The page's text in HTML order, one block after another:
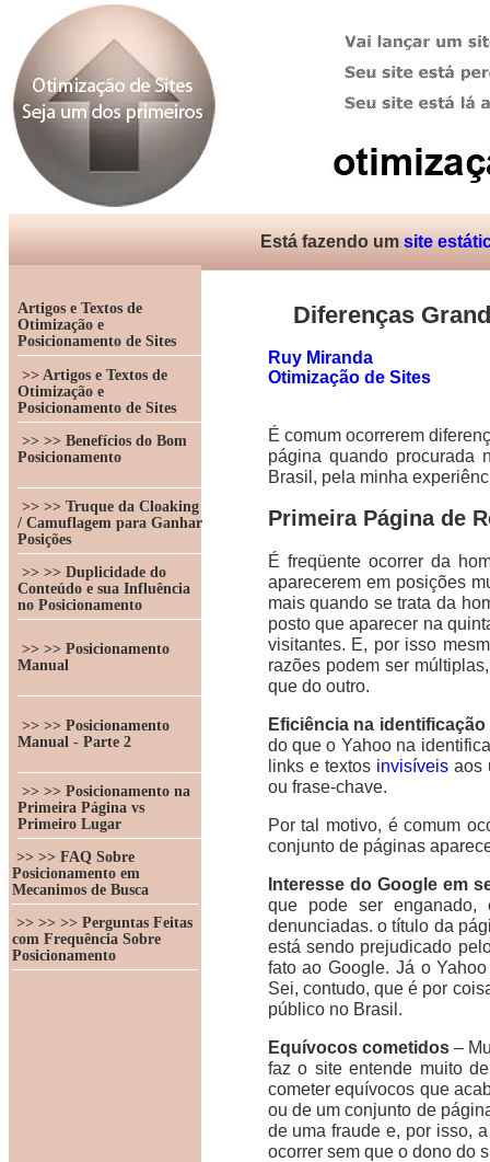
Está fazendo um site
Artigos e Textos de
Otimização e
Posicionamento de Sites
>> Artigos e Textos de
Otimização e
Posicionamento de Sites
>> >> Benefícios do Bom
Posicionamento
>> >> Truque da Cloaking
/ Camuflagem para Ganhar
Posições
>> >> Duplicidade do
Conteúdo e sua Influência
no Posicionamento
>> >> Posicionamento
Manual
>> >> Posicionamento
Manual - Parte 2
>> >> Posicionamento na
Primeira Página vs
Primeiro Lugar
>> >> FAQ Sobre
Posicionamento em
Mecanimos de Busca
>> >> >> Perguntas Feitas
com Frequência Sobre
Posicionamento
Diferenças
Ruy Miranda
Otimização de Sites
É comum ocorrerem
página quando procurada
Brasil, pela minha
Primeira Página de
É freqüente ocorrer da
aparecerem em posições
mais quando se trata da
posto que aparecer na
visitantes. E, por isso
razões podem ser
que do outro.
Eficiência na
do que o Yahoo na
links e textos invisíveisaos
ou frase-chave.
Por tal motivo, é comum
conjunto de páginas
Interesse do Google em
que pode ser
denunciadas. o título da
está sendo prejudicado
fato ao Google. Já o
Sei, contudo, que é por
público no Brasil.
Equívocos cometidos –
faz o site entende muito
cometer equívocos que
ou de um conjunto de
de uma fraude e, por isso,
ocorrer sem que o dono do